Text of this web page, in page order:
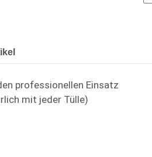
professionellen Einsatz
mit jeder Tülle)